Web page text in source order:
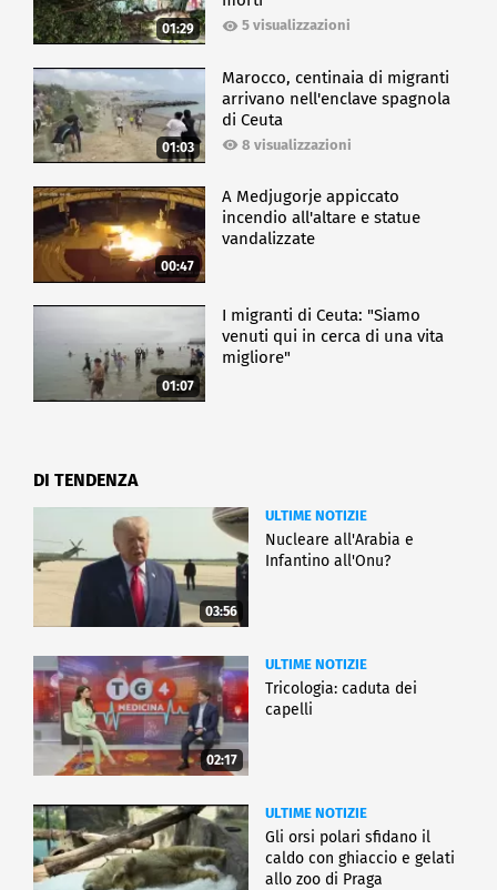
01:29 5 visualizzazioni
01:03
Marocco, centinaia di migranti
arrivano nell'enclave spagnola
di Ceuta
8 visualizzazioni
00:47
A Medjugorje appiccato
incendio all'altare e statue
vandalizzate
01:07
I migranti di Ceuta: "Siamo
venuti qui in cerca di una vita
migliore"
DI TENDENZA
03:56
ULTIME NOTIZIE
Nucleare all'Arabia e
Infantino all'Onu?
02:17
ULTIME NOTIZIE
Tricologia: caduta dei
capelli
ULTIME NOTIZIE
Gli orsi polari sfidano il
caldo con ghiaccio e gelati
allo zoo di Praga